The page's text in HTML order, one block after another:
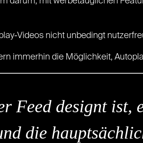
Videos nicht unbedingt
immerhin die Möglichkeit,
Feed designt ist,
die